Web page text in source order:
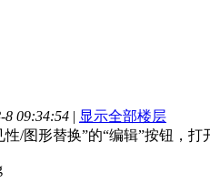
8 09:34:54 | 显示全部楼层
/图形替换”的“编辑”按钮，打